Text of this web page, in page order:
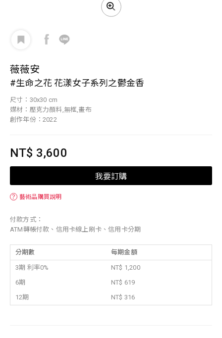
薇薇安
#生命之花 花漾女子系列之鬱金香
尺寸：30x30 cm
媒材：壓克力顏料,無框,畫布
創作年份：2022
NT$ 3,600
我要訂購
？ 藝術品購買說明
付款方式：
ATM轉帳付款、信用卡線上刷卡、信用卡分期
分期數 每期金額
3期 利率0%
NT$ 1,200
6期
NT$ 619
12期
NT$ 316